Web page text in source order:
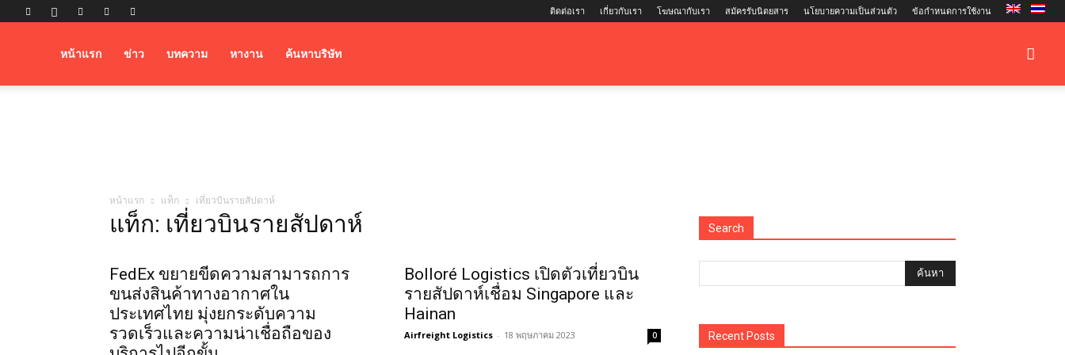
ติดต่อเรา เกี่ยวกับเรา โฆษณากับเรา สมัครรับนิตยสาร นโยบายความเป็นส่วนตัว ข้อกำหนดการใช้งาน
Airfreightหน้าแรก ข่าว บทความ หางาน ค้นหาบริษัท
หน้าแรก แท็ก เที่ยวบินรายสัปดาห์
แท็ก: เที่ยวบินรายสัปดาห์
FedEx ขยายขีดความสามารถการ
ขนส่งสินค้าทางอากาศใน
ประเทศไทย มุ่งยกระดับความ
รวดเร็วและความน่าเชื่อถือของ
Bolloré Logistics เปิดตัวเที่ยวบิน
รายสัปดาห์เชื่อม Singapore และ
Hainan
Airfreight Logistics - 18 พฤษภาคม 2023 0
Search
Recent Posts